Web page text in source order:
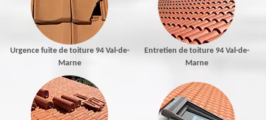
Urgence fuite de toiture 94 Val-de-
Marne
Entretien de toiture 94 Val-de-
Marne